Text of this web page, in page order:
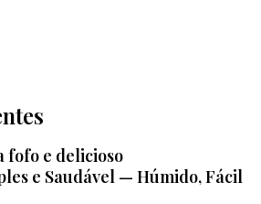
fofo e delicioso
e Saudável — Húmido, Fácil